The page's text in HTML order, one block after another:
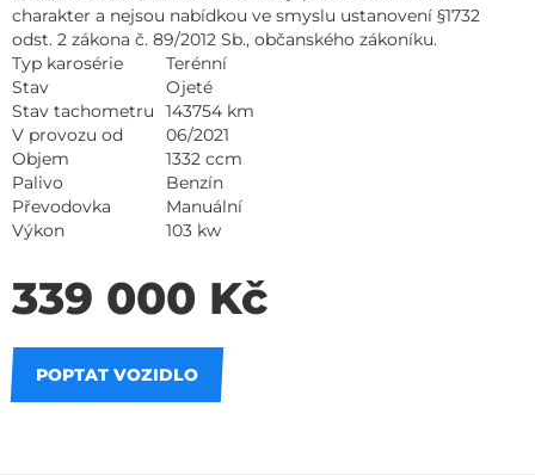
charakter a nejsou nabídkou ve smyslu ustanovení §1732
odst. 2 zákona č. 89/2012 Sb., občanského zákoníku.
Typ karosérie
Terénní
Stav
Ojeté
Stav tachometru
143754 km
V provozu od
06/2021
Objem
1332 ccm
Palivo
Benzín
Převodovka
Manuální
Výkon
103 kw
339 000 Kč
POPTAT VOZIDLO